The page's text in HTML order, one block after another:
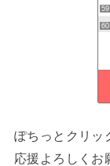
ぽちっとクリッ
応援よろしくお